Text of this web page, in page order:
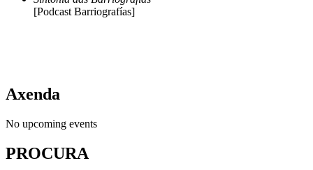
[Podcast Barriografías]
Axenda
No upcoming events
PROCURA